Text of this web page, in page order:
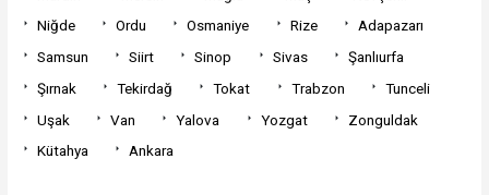
Niğde
Ordu Osmaniye Rize
Adapazarı
Samsun
Siirt Sinop Sivas
Şanlıurfa
Şırnak
Tekirdağ Tokat Trabzon
Tunceli
Uşak
Van Yalova Yozgat
Zonguldak
Kütahya
Ankara